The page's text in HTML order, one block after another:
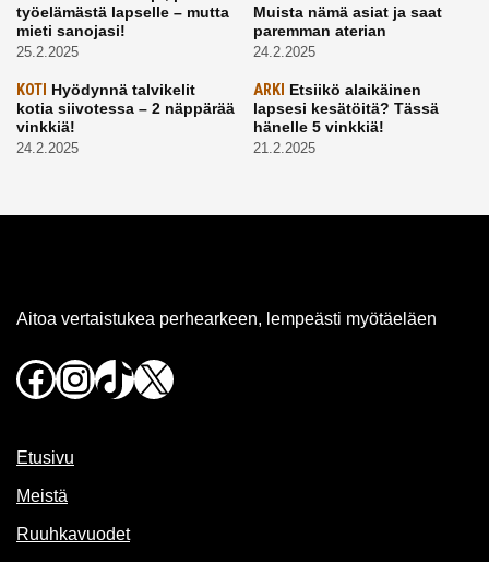
työelämästä lapselle – mutta
mieti sanojasi!
25.2.2025
Muista nämä asiat ja saat
paremman aterian
24.2.2025
KOTI Hyödynnä talvikelit
kotia siivotessa – 2 näppärää
vinkkiä!
24.2.2025
ARKI Etsiikö alaikäinen
lapsesi kesätöitä? Tässä
hänelle 5 vinkkiä!
21.2.2025
Aitoa vertaistukea perhearkeen, lempeästi myötäeläen
Facebook
Instagram
TikTok
X
Etusivu
Meistä
Ruuhkavuodet